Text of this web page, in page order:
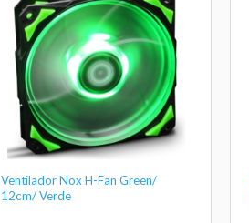
Ventilador Nox H-Fan Green/
12cm/ Verde